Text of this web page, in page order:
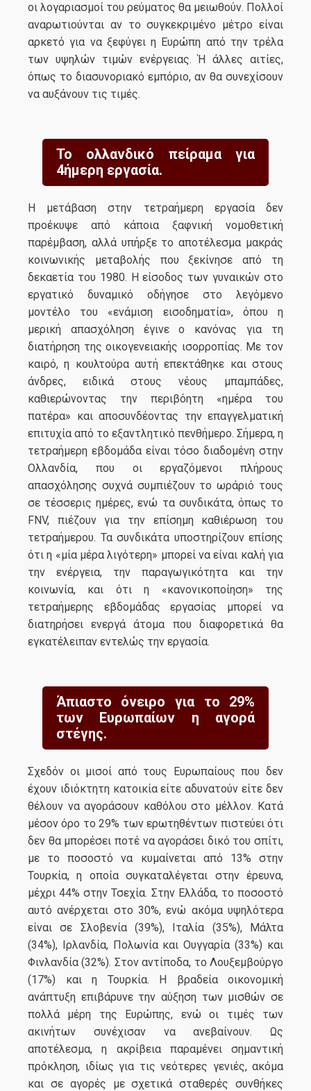
οι λογαριασμοί του ρεύματος θα μειωθούν. Πολλοί
αναρωτιούνται αν το συγκεκριμένο μέτρο είναι
αρκετό για να ξεφύγει η Ευρώπη από την τρέλα
των υψηλών τιμών ενέργειας. Ή άλλες αιτίες,
όπως το διασυνοριακό εμπόριο, αν θα συνεχίσουν
να αυξάνουν τις τιμές.
Το ολλανδικό πείραμα για
4ήμερη εργασία.
Η μετάβαση στην τετραήμερη εργασία δεν
προέκυψε από κάποια ξαφνική νομοθετική
παρέμβαση, αλλά υπήρξε το αποτέλεσμα μακράς
κοινωνικής μεταβολής που ξεκίνησε από τη
δεκαετία του 1980. Η είσοδος των γυναικών στο
εργατικό δυναμικό οδήγησε στο λεγόμενο
μοντέλο του «ενάμιση εισοδηματία», όπου η
μερική απασχόληση έγινε ο κανόνας για τη
διατήρηση της οικογενειακής ισορροπίας. Με τον
καιρό, η κουλτούρα αυτή επεκτάθηκε και στους
άνδρες, ειδικά στους νέους μπαμπάδες,
καθιερώνοντας την περιβόητη «ημέρα του
πατέρα» και αποσυνδέοντας την επαγγελματική
επιτυχία από το εξαντλητικό πενθήμερο. Σήμερα, η
τετραήμερη εβδομάδα είναι τόσο διαδομένη στην
Ολλανδία, που οι εργαζόμενοι πλήρους
απασχόλησης συχνά συμπιέζουν το ωράριό τους
σε τέσσερις ημέρες, ενώ τα συνδικάτα, όπως το
FNV, πιέζουν για την επίσημη καθιέρωση του
τετραήμερου. Τα συνδικάτα υποστηρίζουν επίσης
ότι η «μία μέρα λιγότερη» μπορεί να είναι καλή για
την ενέργεια, την παραγωγικότητα και την
κοινωνία, και ότι η «κανονικοποίηση» της
τετραήμερης εβδομάδας εργασίας μπορεί να
διατηρήσει ενεργά άτομα που διαφορετικά θα
εγκατέλειπαν εντελώς την εργασία.
Άπιαστο όνειρο για το 29%
των Ευρωπαίων η αγορά
στέγης.
Σχεδόν οι μισοί από τους Ευρωπαίους που δεν
έχουν ιδιόκτητη κατοικία είτε αδυνατούν είτε δεν
θέλουν να αγοράσουν καθόλου στο μέλλον. Κατά
μέσον όρο το 29% των ερωτηθέντων πιστεύει ότι
δεν θα μπορέσει ποτέ να αγοράσει δικό του σπίτι,
με το ποσοστό να κυμαίνεται από 13% στην
Τουρκία, η οποία συγκαταλέγεται στην έρευνα,
μέχρι 44% στην Τσεχία. Στην Ελλάδα, το ποσοστό
αυτό ανέρχεται στο 30%, ενώ ακόμα υψηλότερα
είναι σε Σλοβενία (39%), Ιταλία (35%), Μάλτα
(34%), Ιρλανδία, Πολωνία και Ουγγαρία (33%) και
Φινλανδία (32%). Στον αντίποδα, το Λουξεμβούργο
(17%) και η Τουρκία. Η βραδεία οικονομική
ανάπτυξη επιβάρυνε την αύξηση των μισθών σε
πολλά μέρη της Ευρώπης, ενώ οι τιμές των
ακινήτων συνέχισαν να ανεβαίνουν. Ως
αποτέλεσμα, η ακρίβεια παραμένει σημαντική
πρόκληση, ιδίως για τις νεότερες γενιές, ακόμα
και σε αγορές με σχετικά σταθερές συνθήκες